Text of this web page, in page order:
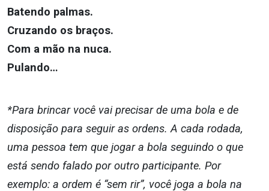
Batendo palmas.
Cruzando os braços.
Com a mão na nuca.
Pulando…
*Para brincar você vai precisar de uma bola e de
disposição para seguir as ordens. A cada rodada,
uma pessoa tem que jogar a bola seguindo o que
está sendo falado por outro participante. Por
exemplo: a ordem é “sem rir”, você joga a bola na